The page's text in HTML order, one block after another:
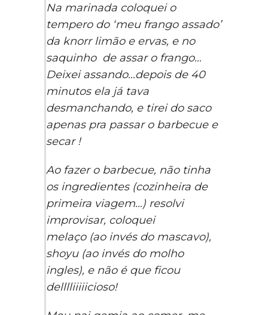
Na marinada coloquei o
tempero do ‘meu frango assado’
da knorr limão e ervas, e no
saquinho de assar o frango…
Deixei assando…depois de 40
minutos ela já tava
desmanchando, e tirei do saco
apenas pra passar o barbecue e
secar !
Ao fazer o barbecue, não tinha
os ingredientes (cozinheira de
primeira viagem…) resolvi
improvisar, coloquei
melaço (ao invés do mascavo),
shoyu (ao invés do molho
ingles), e não é que ficou
delllliiiiicioso!